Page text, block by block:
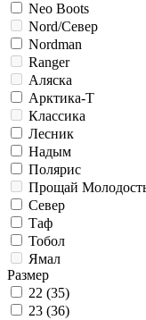
Neo Boots
Nord/Север
Nordman
Ranger
Аляска
Арктика-Т
Классика
Лесник
Надым
Полярис
Прощай
Север
Таф
Тобол
Ямал
Размер
22 (35)
23 (36)